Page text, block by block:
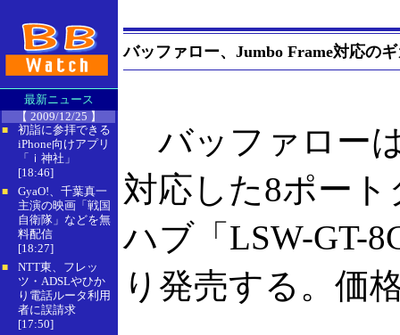
最新ニュース
【 2009/12/25 】
■
初詣に参拝できる
iPhone向けアプリ
「ｉ神社」
[18:46]
■
GyaO!、千葉真一
主演の映画「戦国
自衛隊」などを無
料配信
[18:27]
■
NTT東、フレッ
ツ・ADSLやひか
り電話ルータ利用
者に誤請求
[17:50]
バッファロー、Jumbo Frame対応の
バッファロー
対応した8ポー
ハブ「LSW-GT-
り発売する。価